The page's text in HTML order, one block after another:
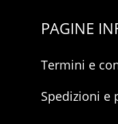
PAGINE
Termini e
Spedizioni e